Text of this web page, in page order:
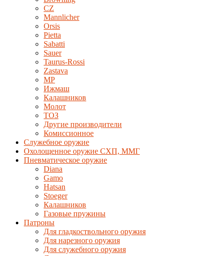
CZ
Mannlicher
Orsis
Pietta
Sabatti
Sauer
Taurus-Rossi
Zastava
MP
Ижмаш
Калашников
Молот
ТОЗ
Другие производители
Комиссионное
Служебное оружие
Охолощенное оружие СХП, ММГ
Пневматическое оружие
Diana
Gamo
Hatsan
Stoeger
Калашников
Газовые пружины
Патроны
Для гладкоствольного оружия
Для нарезного оружия
Для служебного оружия